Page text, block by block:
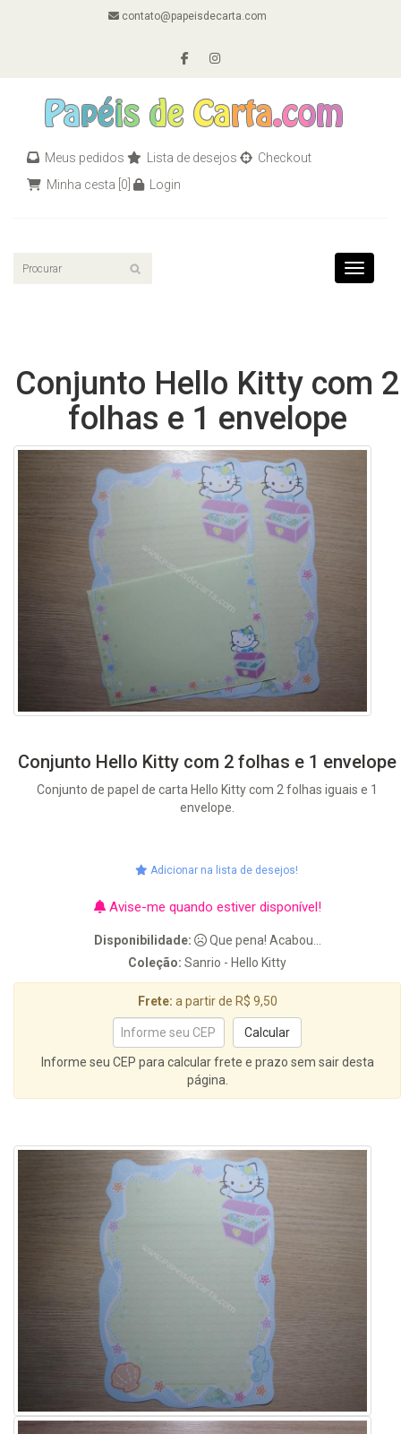
contato@papeisdecarta.com
Meus pedidos Lista de desejos
Checkout
Minha cesta [0] Login
Toggle
Conjunto Hello Kitty com 2
folhas e 1 envelope
Conjunto Hello Kitty com 2 folhas e 1 envelope
Conjunto de papel de carta Hello Kitty com 2 folhas iguais e 1
envelope.
Adicionar na lista de desejos!
Avise-me quando estiver disponível!
Disponibilidade:
Que pena! Acabou...
Coleção: Sanrio - Hello Kitty
Frete: a partir de R$ 9,50
Informe seu CEP para calcular frete e prazo sem sair desta
página.